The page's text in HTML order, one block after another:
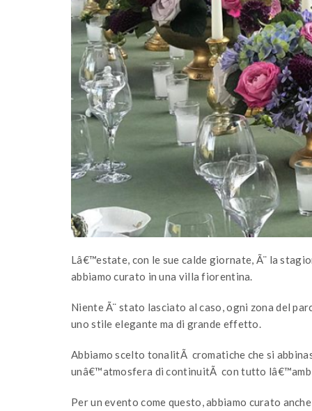
Lâ€™estate, con le sue calde giornate, Ã¨ la
abbiamo curato in una villa fiorentina.
Niente Ã¨ stato lasciato al caso, ogni zona del
uno stile elegante ma di grande effetto.
Abbiamo scelto tonalitÃ cromatiche che si
unâ€™atmosfera di continuitÃ con tutto
Per un evento come questo, abbiamo curato